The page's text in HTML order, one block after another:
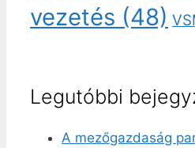
vezetés (48)
Legutóbbi
A mezőgazdaság